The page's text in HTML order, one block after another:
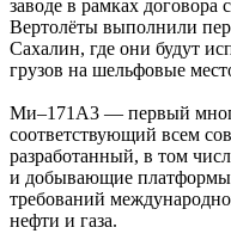
заводе в рамках
Вертолёты выполнили
Сахалин, где они будут
грузов на шельфовые
Ми–171А3 — первый
соответствующий всем
разработанный, в том
и добывающие
требований
нефти и газа.